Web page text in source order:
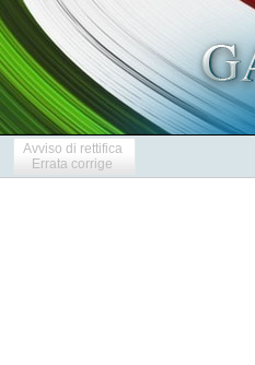
Avviso di rettifica
Errata corrige